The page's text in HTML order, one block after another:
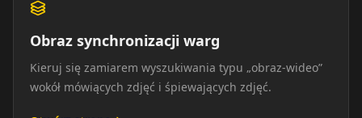
Obraz synchronizacji warg
Kieruj się zamiarem wyszukiwania typu „obraz-wideo”
wokół mówiących zdjęć i śpiewających zdjęć.